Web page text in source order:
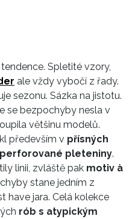
Spletité vzory,
ale vždy vybočí z řady.
sezonu. Sázka na jistotu.
se bezpochyby nesla v
většinu modelů.
především v přísných
perforované pleteniny.
linii, zvláště pak motiv à
stane jedním z
have jara. Celá kolekce
rób s atypickým